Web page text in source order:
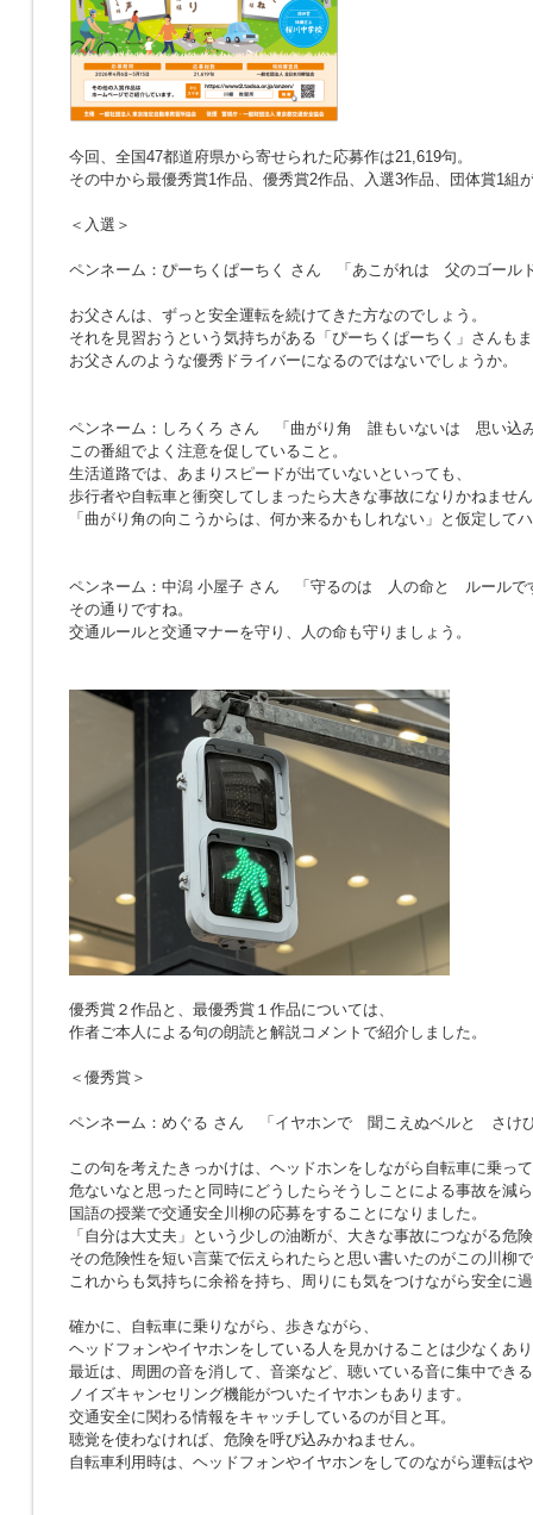
今回、全国47都道府県から寄せられた応募作は21,619句。
その中から最優秀賞1作品、優秀賞2作品、入選3作品、団体賞1組
＜入選＞
ペンネーム：ぴーちくぱーちく さん 「あこがれは 父のゴール
お父さんは、ずっと安全運転を続けてきた方なのでしょう。
それを見習おうという気持ちがある「ぴーちくぱーちく」さんも
お父さんのような優秀ドライバーになるのではないでしょうか。
ペンネーム：しろくろ さん
「曲がり角 誰もいないは 思い込
この番組でよく注意を促していること。
生活道路では、あまりスピードが出ていないといっても、
歩行者や自転車と衝突してしまったら大きな事故になりかねませ
「曲がり角の向こうからは、何か来るかもしれない」と仮定して
ペンネーム：中潟 小屋子 さん 「 守るのは 人の命と ルールで
その通りですね。
交通ルールと交通マナーを守り、人の命も守りましょう。
優秀賞２作品と、最優秀賞１作品については、
作者ご本人による句の朗読と解説コメントで紹介しました。
＜優秀賞＞
ペンネーム：めぐる さん 「イヤホンで 聞こえぬベルと さけ
この句を考えたきっかけは、ヘッドホンをしながら自転車に乗っ
危ないなと思ったと同時にどうしたらそうしことによる事故を減
国語の授業で交通安全川柳の応募をすることになりました。
「自分は大丈夫」という少しの油断が、大きな事故につながる危
その危険性を短い言葉で伝えられたらと思い書いたのがこの川柳
これからも気持ちに余裕を持ち、周りにも気をつけながら安全に
確かに、自転車に乗りながら、歩きながら、
ヘッドフォンやイヤホンをしている人を見かけることは少なくあ
最近は、周囲の音を消して、音楽など、聴いている音に集中できる
ノイズキャンセリング機能がついたイヤホンもあります。
交通安全に関わる情報をキャッチしているのが目と耳。
聴覚を使わなければ、危険を呼び込みかねません。
自転車利用時は、ヘッドフォンやイヤホンをしてのながら運転は